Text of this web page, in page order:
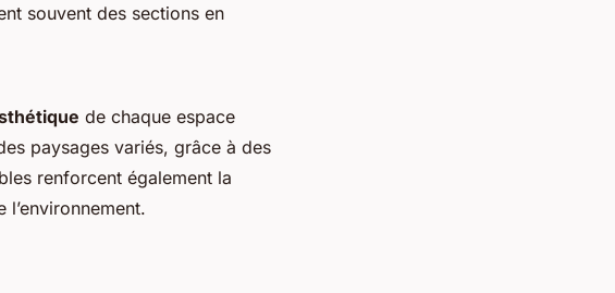
souvent des sections en
de chaque espace
paysages variés, grâce à des
renforcent également la